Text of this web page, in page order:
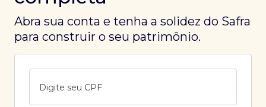
Abra sua conta e tenha a solidez do Safra
para construir o seu patrimônio.
Digite seu CPF